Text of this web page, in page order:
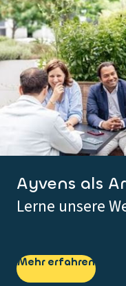
Ayvens als
Lerne unsere
Mehr erfahren